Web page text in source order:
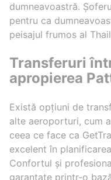
dumneavoastră.
pentru ca
peisajul frumos al
Transferuri
apropierea
Există opțiuni de
alte aeroporturi, cum
ceea ce face ca
excelent în
Confortul și
garantate printr-o